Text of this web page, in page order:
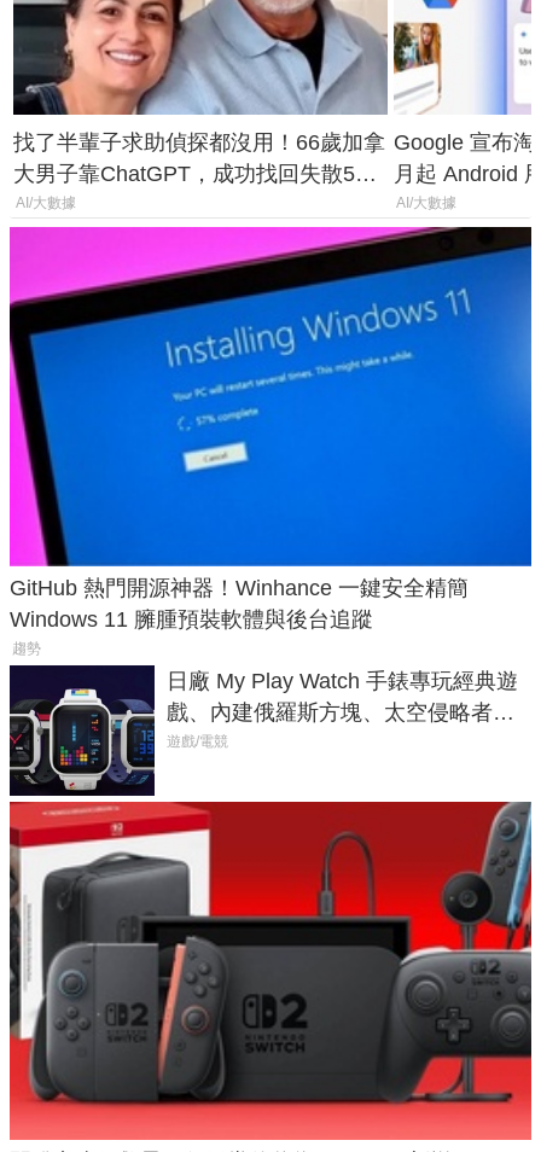
找了半輩子求助偵探都沒用！66歲加拿
大男子靠ChatGPT，成功找回失散50
年家人
AI/大數據
Google 宣布
月起 Android
AI/大數據
GitHub 熱門開源神器！Winhance 一鍵安全精簡
Windows 11 臃腫預裝軟體與後台追蹤
趨勢
日廠 My Play Watch 手錶專玩經典遊
戲、內建俄羅斯方塊、太空侵略者，
不過竟然不能連手機？
遊戲/電競